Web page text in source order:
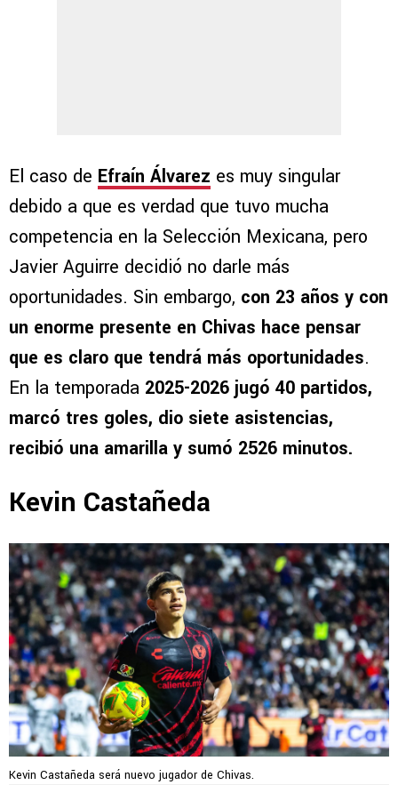
El caso de Efraín Álvarez es muy singular
debido a que es verdad que tuvo mucha
competencia en la Selección Mexicana, pero
Javier Aguirre decidió no darle más
oportunidades. Sin embargo, con 23 años y con
un enorme presente en Chivas hace pensar
que es claro que tendrá más oportunidades.
En la temporada 2025-2026 jugó 40 partidos,
marcó tres goles, dio siete asistencias,
recibió una amarilla y sumó 2526 minutos.
Kevin Castañeda
Kevin Castañeda será nuevo jugador de Chivas.